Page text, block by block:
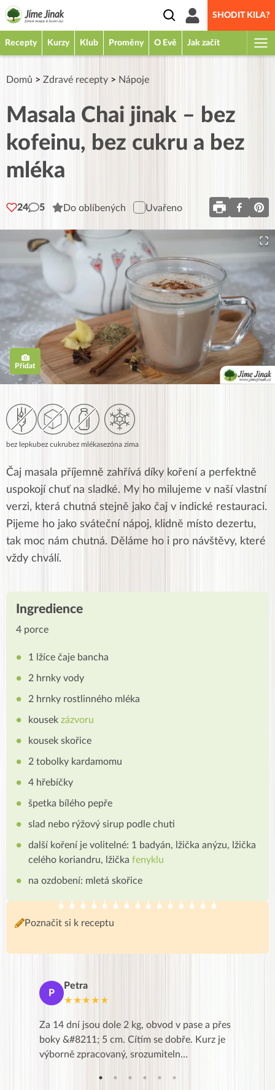
SHODIT KILA?
Recepty Kurzy Klub Proměny O Evě Jak začít
Domů > Zdravé recepty > Nápoje
Masala Chai jinak – bez
kofeinu, bez cukru a bez
mléka
24 5 Do oblíbených Uvařeno
Přidat
bez lepkubez cukrubez mlékasezóna zima
Čaj masala příjemně zahřívá díky koření a perfektně
uspokojí chuť na sladké. My ho milujeme v naší vlastní
verzi, která chutná stejně jako čaj v indické restauraci.
Pijeme ho jako sváteční nápoj, klidně místo dezertu,
tak moc nám chutná. Děláme ho i pro návštěvy, které
vždy chválí.
Ingredience
4 porce
1 lžíce čaje bancha
2 hrnky vody
2 hrnky rostlinného mléka
kousek zázvoru
kousek skořice
2 tobolky kardamomu
4 hřebíčky
špetka bílého pepře
slad nebo rýžový sirup podle chuti
další koření je volitelné: 1 badyán, lžička anýzu, lžička
celého koriandru, lžička fenyklu
na ozdobení: mletá skořice
Poznačit si k receptu
P
Petra
★★★★★
Za 14 dní jsou dole 2 kg, obvod v pase a přes
boky &#8211; 5 cm. Cítím se dobře. Kurz je
výborně zpracovaný, srozumiteln…